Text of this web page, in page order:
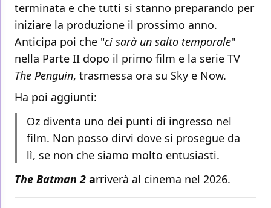
terminata e che tutti si stanno preparando per
iniziare la produzione il prossimo anno.
Anticipa poi che "ci sarà un salto temporale"
nella Parte II dopo il primo film e la serie TV
The Penguin, trasmessa ora su Sky e Now.
Ha poi aggiunti:
Oz diventa uno dei punti di ingresso nel
film. Non posso dirvi dove si prosegue da
lì, se non che siamo molto entusiasti.
The Batman 2 arriverà al cinema nel 2026.